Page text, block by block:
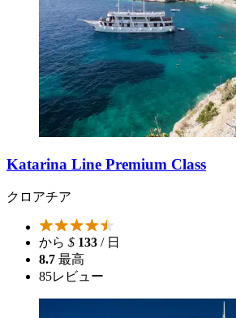
Katarina Line Premium Class
クロアチア
から $ 133 / 日
8.7 最高
85レビュー